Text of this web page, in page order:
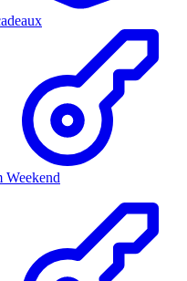
Weekend